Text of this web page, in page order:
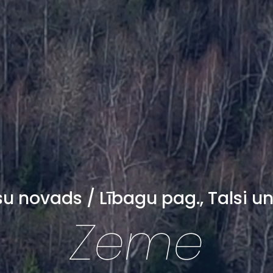
novads / Lībagu pag., Talsi
Zeme